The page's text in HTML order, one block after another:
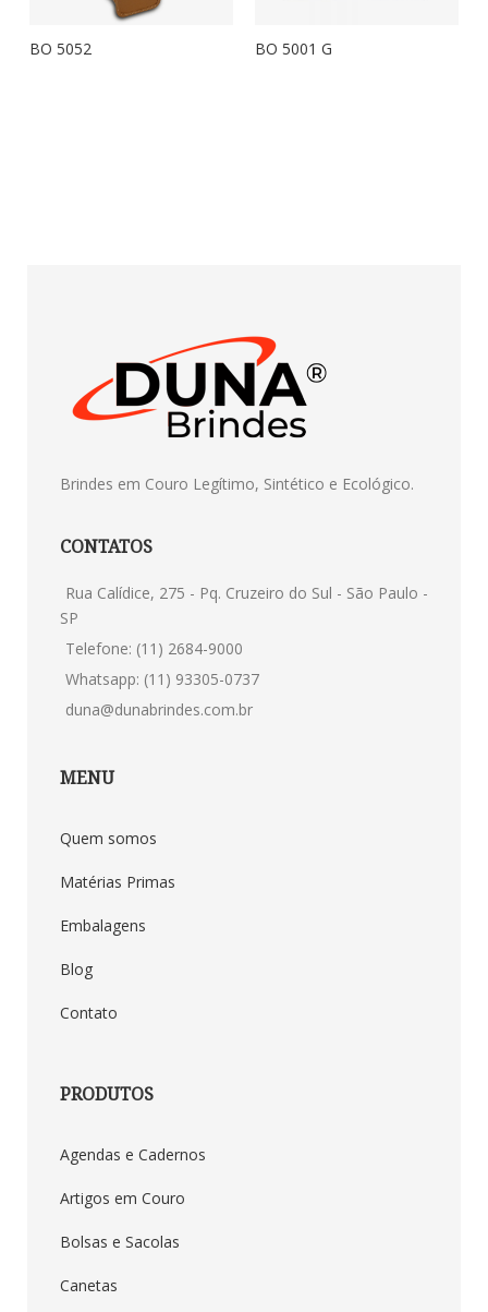
BO 5052 BO 5001 G
Brindes em Couro Legítimo, Sintético e Ecológico.
CONTATOS
Rua Calídice, 275 - Pq. Cruzeiro do Sul - São Paulo -
SP
Telefone: (11) 2684-9000
Whatsapp: (11) 93305-0737
duna@dunabrindes.com.br
MENU
Quem somos
Matérias Primas
Embalagens
Blog
Contato
PRODUTOS
Agendas e Cadernos
Artigos em Couro
Bolsas e Sacolas
Canetas
Duna Brindes